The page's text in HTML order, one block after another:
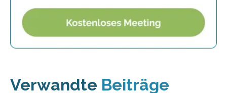
Verwandte Beiträge